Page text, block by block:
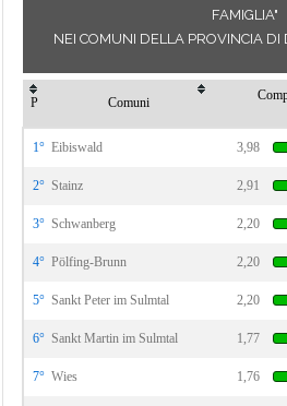
FAMIGLIA"
NEI COMUNI DELLA PROVINCIA DI
P Comuni
1° Eibiswald 3,98
2° Stainz 2,91
3° Schwanberg 2,20
4° Pölfing-Brunn 2,20
5° Sankt Peter im Sulmtal 2,20
6° Sankt Martin im Sulmtal 1,77
7° Wies 1,76